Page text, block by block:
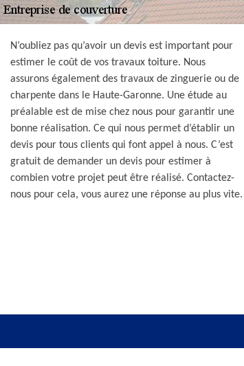
N’oubliez pas qu’avoir un devis est important pour
estimer le coût de vos travaux toiture. Nous
assurons également des travaux de zinguerie ou de
charpente dans le Haute-Garonne. Une étude au
préalable est de mise chez nous pour garantir une
bonne réalisation. Ce qui nous permet d’établir un
devis pour tous clients qui font appel à nous. C’est
gratuit de demander un devis pour estimer à
combien votre projet peut être réalisé. Contactez-
nous pour cela, vous aurez une réponse au plus vite.